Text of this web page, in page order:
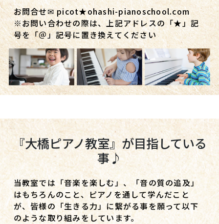
お問合せ✉ picot★ohashi-pianoschool.com
※お問い合わせの際は、上記アドレスの「★」記
号を「＠」記号に置き換えてください
『大橋ピアノ教室』が目指している
事♪
当教室では「音楽を楽しむ」、「音の質の追及」
はもちろんのこと、ピアノを通して学んだこと
が、皆様の「生きる力」に繋がる事を願って以下
のような取り組みをしています。